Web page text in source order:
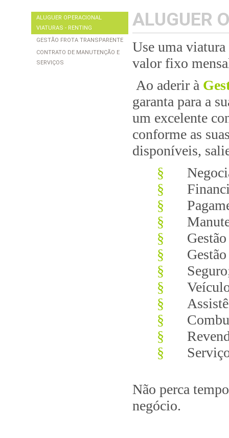
ALUGUER OPERACIONAL
VIATURAS - RENTING
GESTÃO FROTA TRANSPARENTE
CONTRATO DE MANUTENÇÃO E
SERVIÇOS
ALUGUER
Use uma
valor fixo
Ao aderir à
garanta para a
um excelente
conforme as
disponíveis,
§
§
§
§
§
§
§
§
§
§
§
§
Não perca
negócio.